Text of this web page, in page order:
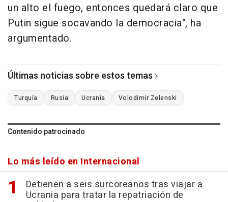
un alto el fuego, entonces quedará claro que
Putin sigue socavando la democracia", ha
argumentado.
Últimas noticias sobre estos temas
Turquía Rusia Ucrania Volodimir Zelenski
Contenido patrocinado
Lo más leído en Internacional
Detienen a seis surcoreanos tras viajar a
Ucrania para tratar la repatriación de